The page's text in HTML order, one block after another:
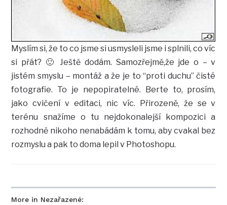
More in Nezařazené:
Myslím si, že to co jsme si usmysleli jsme i splnili, co víc
si přát? 🙂 Ještě dodám. Samozřejmě,že jde o – v
jistém smyslu – montáž a že je to “proti duchu” čisté
fotografie. To je nepopiratelné. Berte to, prosím,
jako cvičení v editaci, nic víc. Přirozeně, že se v
terénu snažíme o tu nejdokonalejší kompozici a
rozhodně nikoho nenabádám k tomu, aby cvakal bez
rozmyslu a pak to doma lepil v Photoshopu.